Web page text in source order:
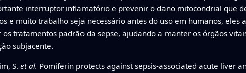
interruptor inflamatório e prevenir o dano mitocondrial que
e muito trabalho seja necessário antes do uso em humanos,
tratamentos padrão da sepse, ajudando a manter os órgãos
subjacente.
S. et al. Pomiferin protects against sepsis-associated acute liver